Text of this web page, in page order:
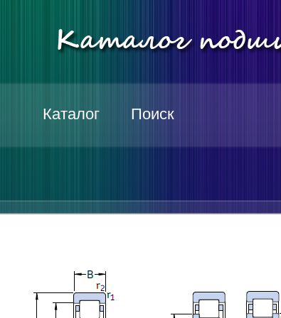
Каталог Поиск